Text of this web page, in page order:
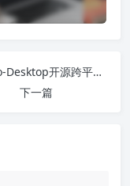
Drawio-Desktop开源跨平台绘图软件
下一篇